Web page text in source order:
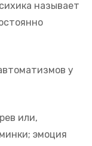
называет
у
или,
эмоция